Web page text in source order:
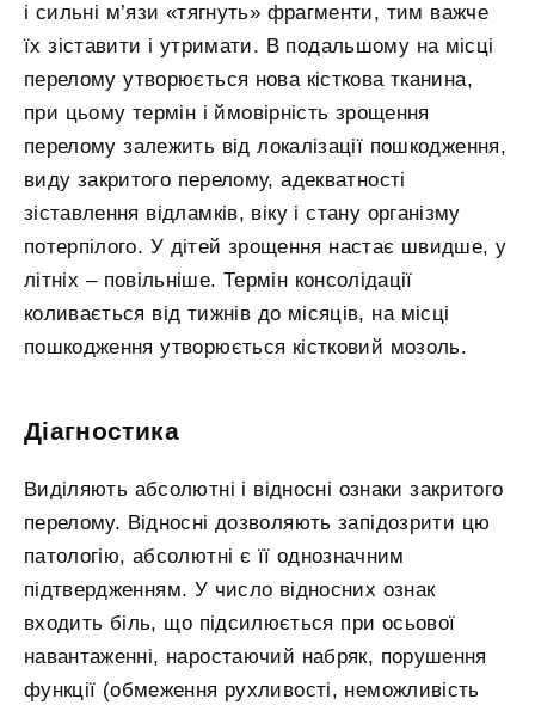
і сильні м’язи «тягнуть» фрагменти, тим важче
їх зіставити і утримати. В подальшому на місці
перелому утворюється нова кісткова тканина,
при цьому термін і ймовірність зрощення
перелому залежить від локалізації пошкодження,
виду закритого перелому, адекватності
зіставлення відламків, віку і стану організму
потерпілого. У дітей зрощення настає швидше, у
літніх – повільніше. Термін консолідації
коливається від тижнів до місяців, на місці
пошкодження утворюється кістковий мозоль.
Діагностика
Виділяють абсолютні і відносні ознаки закритого
перелому. Відносні дозволяють запідозрити цю
патологію, абсолютні є її однозначним
підтвердженням. У число відносних ознак
входить біль, що підсилюється при осьової
навантаженні, наростаючий набряк, порушення
функції (обмеження рухливості, неможливість